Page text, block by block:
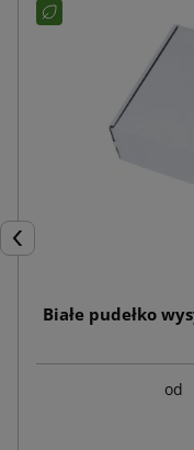
Poprzedni
Białe pudełko
od